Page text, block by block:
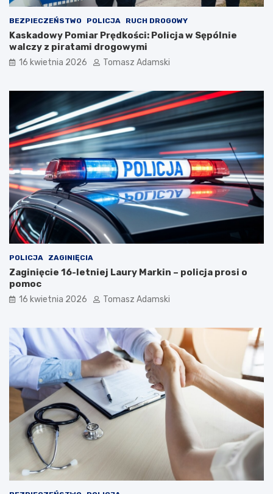
BEZPIECZEŃSTWO POLICJA RUCH DROGOWY
Kaskadowy Pomiar Prędkości: Policja w Sępólnie
walczy z piratami drogowymi
16 kwietnia 2026 Tomasz Adamski
POLICJA ZAGINIĘCIA
Zaginięcie 16-letniej Laury Markin – policja prosi o
pomoc
16 kwietnia 2026 Tomasz Adamski